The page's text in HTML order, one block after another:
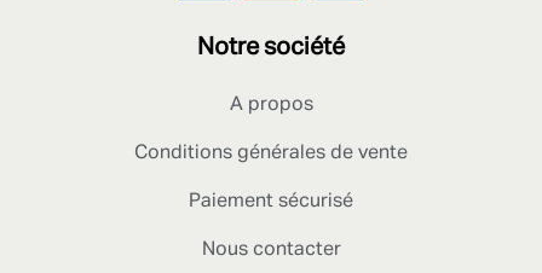
Notre société
A propos
Conditions générales de vente
Paiement sécurisé
Nous contacter